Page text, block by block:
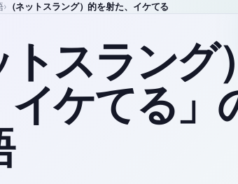
› （ネットスラング）的を射た、イケてる
トスラング
イケてる」